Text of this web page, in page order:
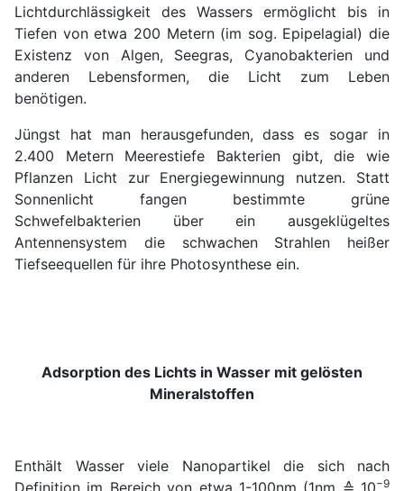
Lichtdurchlässigkeit des Wassers ermöglicht bis in
Tiefen von etwa 200 Metern (im sog. Epipelagial) die
Existenz von Algen, Seegras, Cyanobakterien und
anderen Lebensformen, die Licht zum Leben
benötigen.
Jüngst hat man herausgefunden, dass es sogar in
2.400 Metern Meerestiefe Bakterien gibt, die wie
Pflanzen Licht zur Energiegewinnung nutzen. Statt
Sonnenlicht fangen bestimmte grüne
Schwefelbakterien über ein ausgeklügeltes
Antennensystem die schwachen Strahlen heißer
Tiefseequellen für ihre Photosynthese ein.
Adsorption des Lichts in Wasser mit gelösten
Mineralstoffen
Enthält Wasser viele Nanopartikel die sich nach
−9